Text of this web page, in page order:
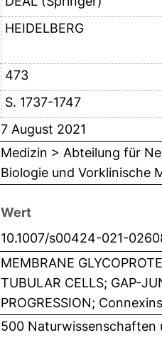
HEIDELBERG
473
S. 1737-1747
7 August 2021
Medizin > Abteilung für
Biologie und Vorklinische
Wert
10.1007/s00424-021-
MEMBRANE
TUBULAR CELLS; GAP-
PROGRESSION;
500 Naturwissenschaften